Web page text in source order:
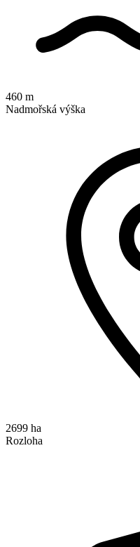
460 m
Nadmořská výška
2699 ha
Rozloha